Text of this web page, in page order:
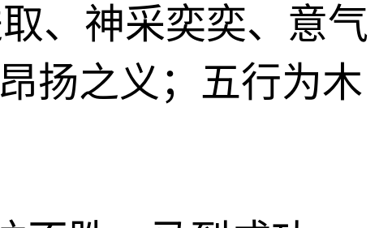
、神采奕奕、意气
扬之义；五行为木